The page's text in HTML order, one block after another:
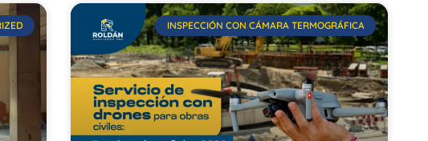
INSPECCIÓN CON CÁMARA TERMOGRÁFICA